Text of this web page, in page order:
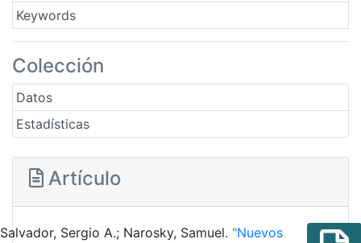
Keywords
Colección
Datos
Estadísticas
Artículo
Salvador, Sergio A.; Narosky, Samuel. "Nuevos